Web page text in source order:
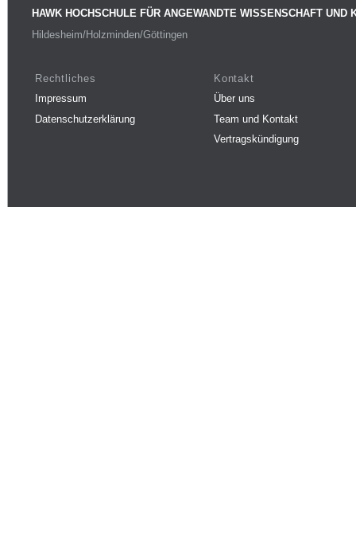
HAWK HOCHSCHULE FÜR ANGEWANDTE WISSENSCHAFT UND
Hildesheim/Holzminden/Göttingen
Rechtliches
Impressum
Datenschutzerklärung
Kontakt
Über uns
Team und Kontakt
Vertragskündigung